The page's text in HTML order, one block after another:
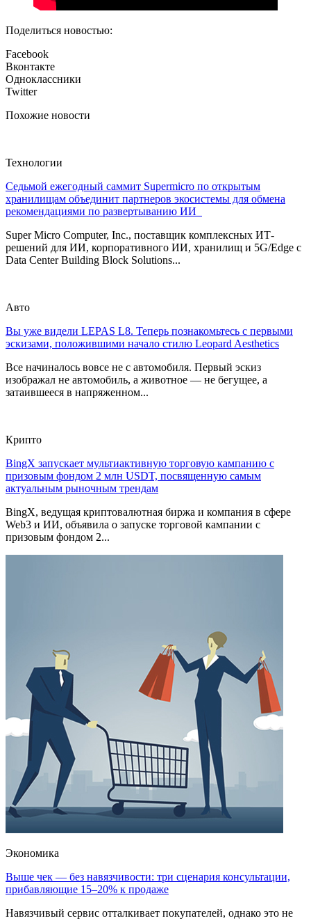
Поделиться новостью:
Facebook
Вконтакте
Одноклассники
Twitter
Похожие новости
Технологии
Седьмой ежегодный саммит Supermicro по открытым
хранилищам объединит партнеров экосистемы для обмена
рекомендациями по развертыванию ИИ
Super Micro Computer, Inc., поставщик комплексных ИТ-
решений для ИИ, корпоративного ИИ, хранилищ и 5G/Edge с
Data Center Building Block Solutions...
Авто
Вы уже видели LEPAS L8. Теперь познакомьтесь с первыми
эскизами, положившими начало стилю Leopard Aesthetics
Все начиналось вовсе не с автомобиля. Первый эскиз
изображал не автомобиль, а животное — не бегущее, а
затаившееся в напряженном...
Крипто
BingX запускает мультиактивную торговую кампанию с
призовым фондом 2 млн USDT, посвященную самым
актуальным рыночным трендам
BingX, ведущая криптовалютная биржа и компания в сфере
Web3 и ИИ, объявила о запуске торговой кампании с
призовым фондом 2...
Экономика
Выше чек — без навязчивости: три сценария консультации,
прибавляющие 15–20% к продаже
Навязчивый сервис отталкивает покупателей, однако это не